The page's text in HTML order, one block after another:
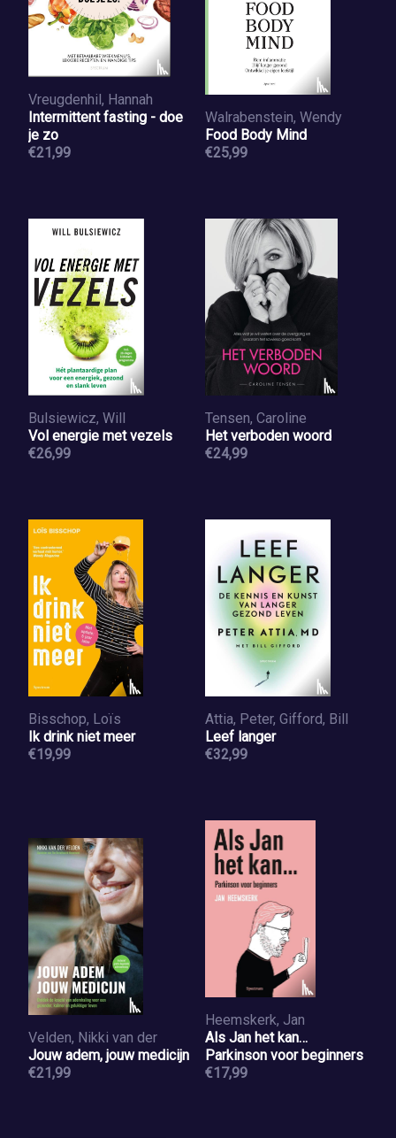
Vreugdenhil, Hannah
Intermittent fasting - doe
je zo
€21,99
Walrabenstein, Wendy
Food Body Mind
€25,99
Bulsiewicz, Will
Vol energie met vezels
€26,99
Tensen, Caroline
Het verboden woord
€24,99
Bisschop, Loïs
Ik drink niet meer
€19,99
Attia, Peter, Gifford, Bill
Leef langer
€32,99
Velden, Nikki van der
Jouw adem, jouw medicijn
€21,99
Heemskerk, Jan
Als Jan het kan…
Parkinson voor beginners
€17,99